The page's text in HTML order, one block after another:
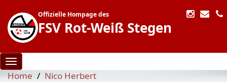
Offizielle Hompage des
FSV Rot-Weiß Stegen
Toggle navigation
Home Nico Herbert